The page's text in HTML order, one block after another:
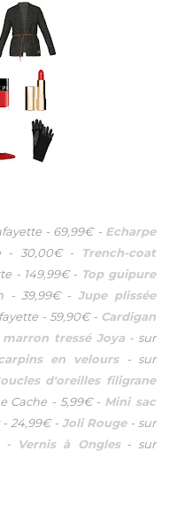
- 69,99€- Echarpe
- 30,00€-
Trench-coat
- 149,99€- Top guipure
- 39,99€- Jupe plissée
- 59,90€- Cardigan
tressé Joya - sur
en velours- sur
d'oreilles filigrane
Cache - 5,99€- Mini sac
- 24,99€- Joli Rouge - sur
- Vernis à Ongles - sur